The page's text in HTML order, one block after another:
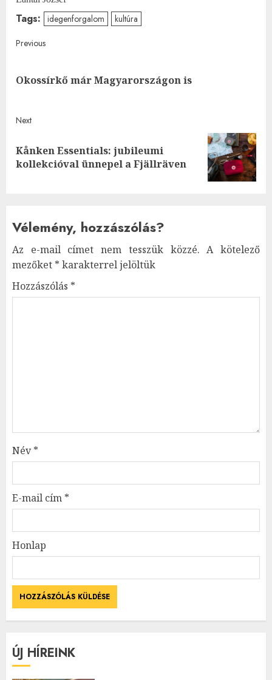
Tags: idegenforgalom kultúra
Post
navigation
Previous
Okossírkő már Magyarországon is
Next
Next
post:
Kånken Essentials: jubileumi
kollekcióval ünnepel a Fjällräven
Vélemény, hozzászólás?
Az e-mail címet nem tesszük közzé. A kötelező
mezőket * karakterrel jelöltük
Hozzászólás *
Név*
E-mail cím *
Honlap
ÚJ HÍREINK